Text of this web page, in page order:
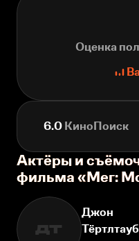
Оценка
6.0КиноПоиск
Актёры и
фильма «Мег:
ДТ
Джон
Тёртлтауб